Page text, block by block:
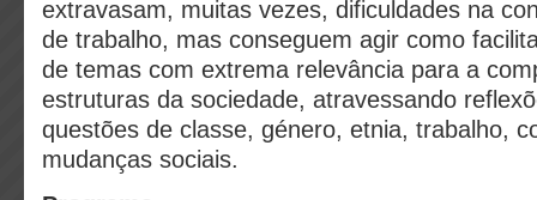
extravasam, muitas vezes, dificuldades na
de trabalho, mas conseguem agir como
de temas com extrema relevância para a
estruturas da sociedade, atravessando
questões de classe, género, etnia, trabalho,
mudanças sociais.